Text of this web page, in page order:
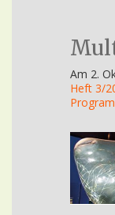
Am 2.
Heft 3/